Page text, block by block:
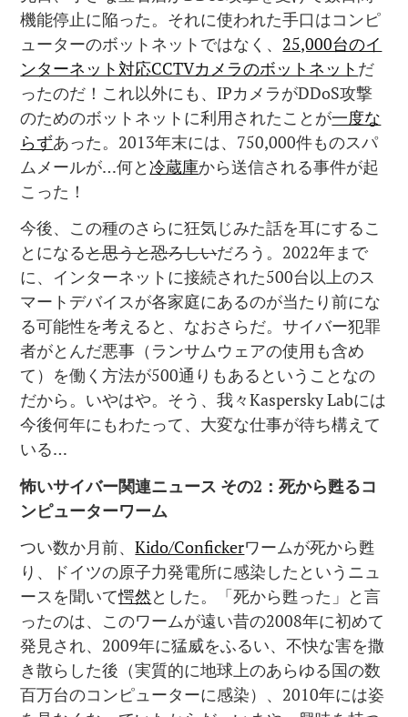
機能停止に陥った。それに使われた手口はコンピ
ューターのボットネットではなく、 25,000台のイ
ンターネット対応CCTVカメラのボットネット だ
ったのだ！これ以外にも、IPカメラがDDoS攻撃
のためのボットネットに利用されたことが一度な
らずあった。2013年末には、750,000件ものスパ
ムメールが…何と冷蔵庫から送信される事件が起
こった！
今後、この種のさらに狂気じみた話を耳にするこ
とになると思うと恐ろしいだろう。2022年まで
に、インターネットに接続された500台以上のス
マートデバイスが各家庭にあるのが当たり前にな
る可能性を考えると、なおさらだ。サイバー犯罪
者がとんだ悪事（ランサムウェアの使用も含め
て）を働く方法が500通りもあるということなの
だから。いやはや。そう、我々Kaspersky Labには
今後何年にもわたって、大変な仕事が待ち構えて
いる…
怖いサイバー関連ニュース その2 ：死から甦るコ
ンピューターワーム
つい数か月前、Kido/Confickerワームが死から甦
り、ドイツの原子力発電所に感染したというニュ
ースを聞いて愕然とした。「死から甦った」と言
ったのは、このワームが遠い昔の2008年に初めて
発見され、2009年に猛威をふるい、不快な害を撒
き散らした後（実質的に地球上のあらゆる国の数
百万台のコンピューターに感染）、2010年には姿